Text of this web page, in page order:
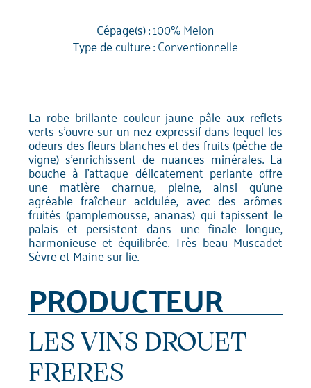
Cépage(s) :100% Melon
Type de culture :Conventionnelle
La robe brillante couleur jaune pâle aux reflets
verts s'ouvre sur un nez expressif dans lequel les
odeurs des fleurs blanches et des fruits (pêche de
vigne) s'enrichissent de nuances minérales. La
bouche à l'attaque délicatement perlante offre
une matière charnue, pleine, ainsi qu'une
agréable fraîcheur acidulée, avec des arômes
fruités (pamplemousse, ananas) qui tapissent le
palais et persistent dans une finale longue,
harmonieuse et équilibrée. Très beau Muscadet
Sèvre et Maine sur lie.
PRODUCTEUR
LES VINS DROUET
FRERES